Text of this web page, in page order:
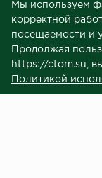
Мы используем
корректной
посещаемости и
Продолжая
https://ctom.su,
Политикой